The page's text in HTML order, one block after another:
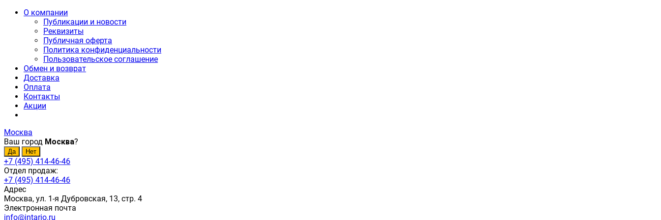
О компании
Публикации и новости
Реквизиты
Публичная оферта
Политика конфиденциальности
Пользовательское соглашение
Обмен и возврат
Доставка
Оплата
Контакты
Акции
Москва
Ваш город Москва?
+7 (495) 414-46-46
Отдел продаж:
+7 (495) 414-46-46
Адрес
Москва, ул. 1-я Дубровская, 13, стр. 4
Электронная почта
info@intario.ru